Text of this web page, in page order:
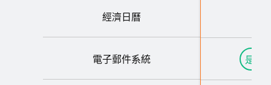
經濟日曆
電子郵件系統 是的